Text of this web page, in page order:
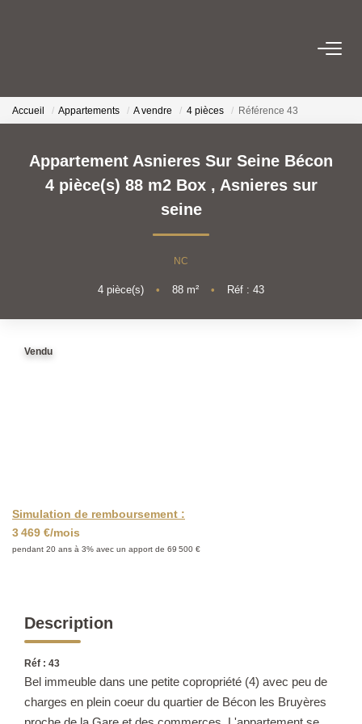
ESTIMATION
Accueil Appartements A vendre 4 pièces Référence 43
Appartement Asnieres Sur Seine Bécon
4 pièce(s) 88 m2 Box , Asnieres sur
seine
NC
4 pièce(s) • 88 m² • Réf : 43
Vendu
Simulation de remboursement :
3 469 €/mois
pendant 20 ans à 3% avec un apport de 69 500 €
Description
Réf : 43
Bel immeuble dans une petite copropriété (4) avec peu de
charges en plein coeur du quartier de Bécon les Bruyères